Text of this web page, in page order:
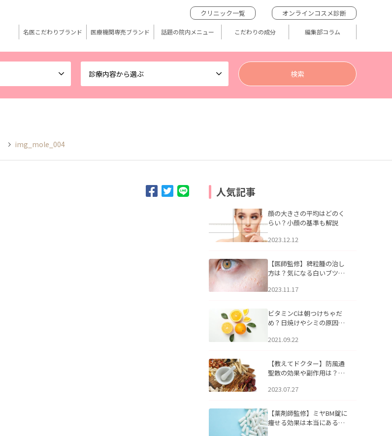
診療内容から選ぶ
クリニック一覧 オンラインコスメ診断
名医こだわりブランド 医療機関専売ブランド 話題の院内メニュー こだわりの成分 編集部コラム
img_mole_004
人気記事
顔の大きさの平均はどのく
らい？小顔の基準も解説
2023.12.12
【医師監修】稗粒腫の治し
方は？気になる白いブツブ
アについて
2023.11.17
ビタミンCは朝つけちゃだ
め？日焼けやシミの原因に
2021.09.22
【教えてドクター】防風通
聖散の効果や副作用は？長
2023.07.27
【薬剤師監修】ミヤBM錠に
痩せる効果は本当にある